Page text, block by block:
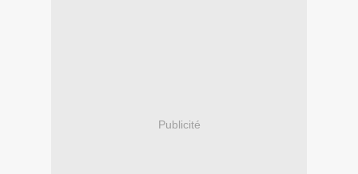
Publicité